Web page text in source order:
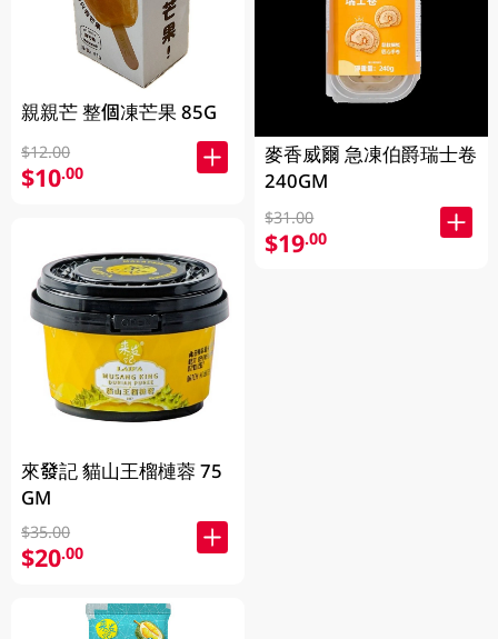
親親芒 整個凍芒果 85G
$12.00
$10.00
來發記 貓山王榴槤蓉 75
GM
$35.00
$20.00
麥香威爾 急凍伯爵瑞士卷
240GM
$31.00
$19.00